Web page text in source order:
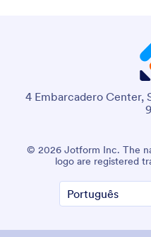
4 Embarcadero Center,
© 2026 Jotform Inc. The
logo are registered